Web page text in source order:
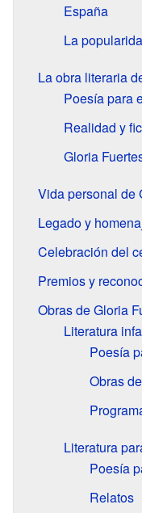
España
La
La obra literaria
Poesía para
Realidad y
Gloria
Vida personal de
Legado y
Celebración del
Premios y
Obras de Gloria
Literatura
Poesía
Obras
Literatura
Poesía
Relatos